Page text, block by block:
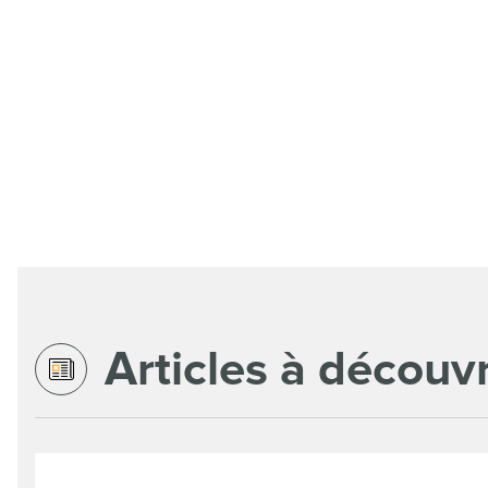
Articles à